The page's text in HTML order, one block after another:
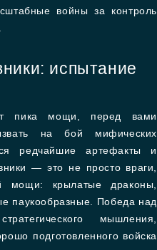
войны за контроль
испытание
пика мощи, перед вами
на бой мифических
редчайшие артефакты и
— это не просто враги,
мощи: крылатые драконы,
паукообразные. Победа над
мышления,
подготовленного войска